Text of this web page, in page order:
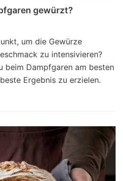
gewürzt?
um die Gewürze
zu intensivieren?
beim Dampfgaren am besten
Ergebnis zu erzielen.